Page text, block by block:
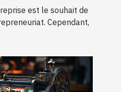
est le souhait de
Cependant,